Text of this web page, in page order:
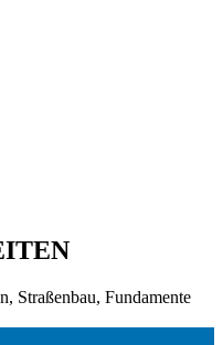
Straßenbau, Fundamente